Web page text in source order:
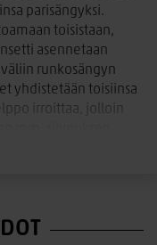
parisängyksi.
toisistaan,
asennetaan
runkosängyn
yhdistetään toisiinsa
irroittaa, jolloin
mm. siivouksen